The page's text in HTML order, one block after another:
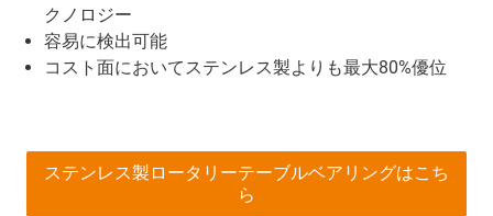
クノロジー
容易に検出可能
コスト面においてステンレス製よりも最大80%優位
ステンレス製ロータリーテーブルベアリングはこち
ら